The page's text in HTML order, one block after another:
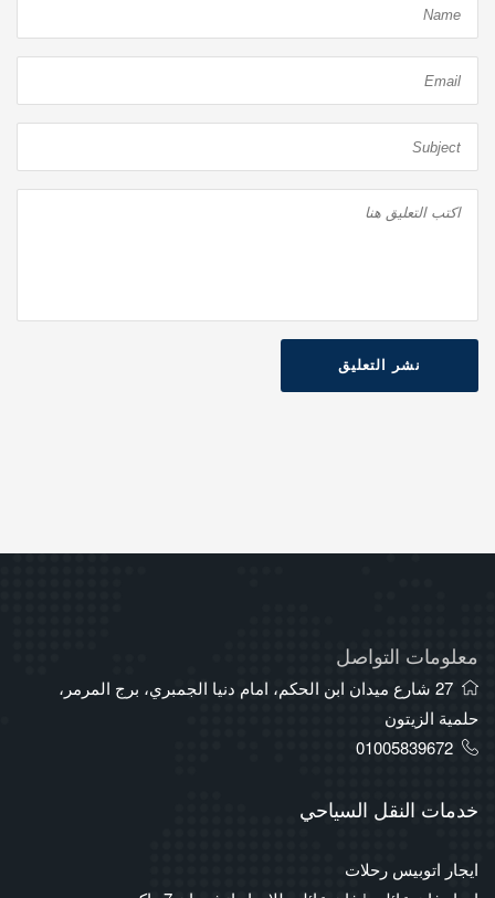
نشر التعليق
معلومات التواصل
27 شارع ميدان ابن الحكم، امام دنيا الجمبري، برج المرمر،
حلمية الزيتون
01005839672
خدمات النقل السياحي
ايجار اتوبيس رحلات